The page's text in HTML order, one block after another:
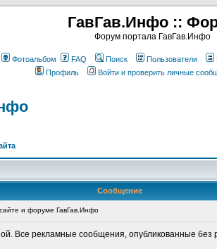
ГавГав.Инфо ::
Форум портала ГавГав.Инфо
Фотоальбом FAQ Поиск Пользователи
Профиль
Войти и проверить личные
Сообщение
и форуме ГавГав.Инфо
Все рекламные сообщения, опубликованные